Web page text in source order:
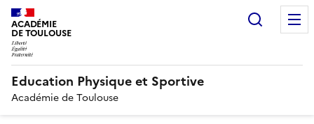
ACADÉMIE
DE TOULOUSE
Education Physique et Sportive
Académie de Toulouse